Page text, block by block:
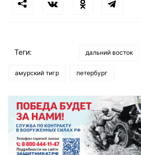
Теги: дальний восток
амурский тигр петербург